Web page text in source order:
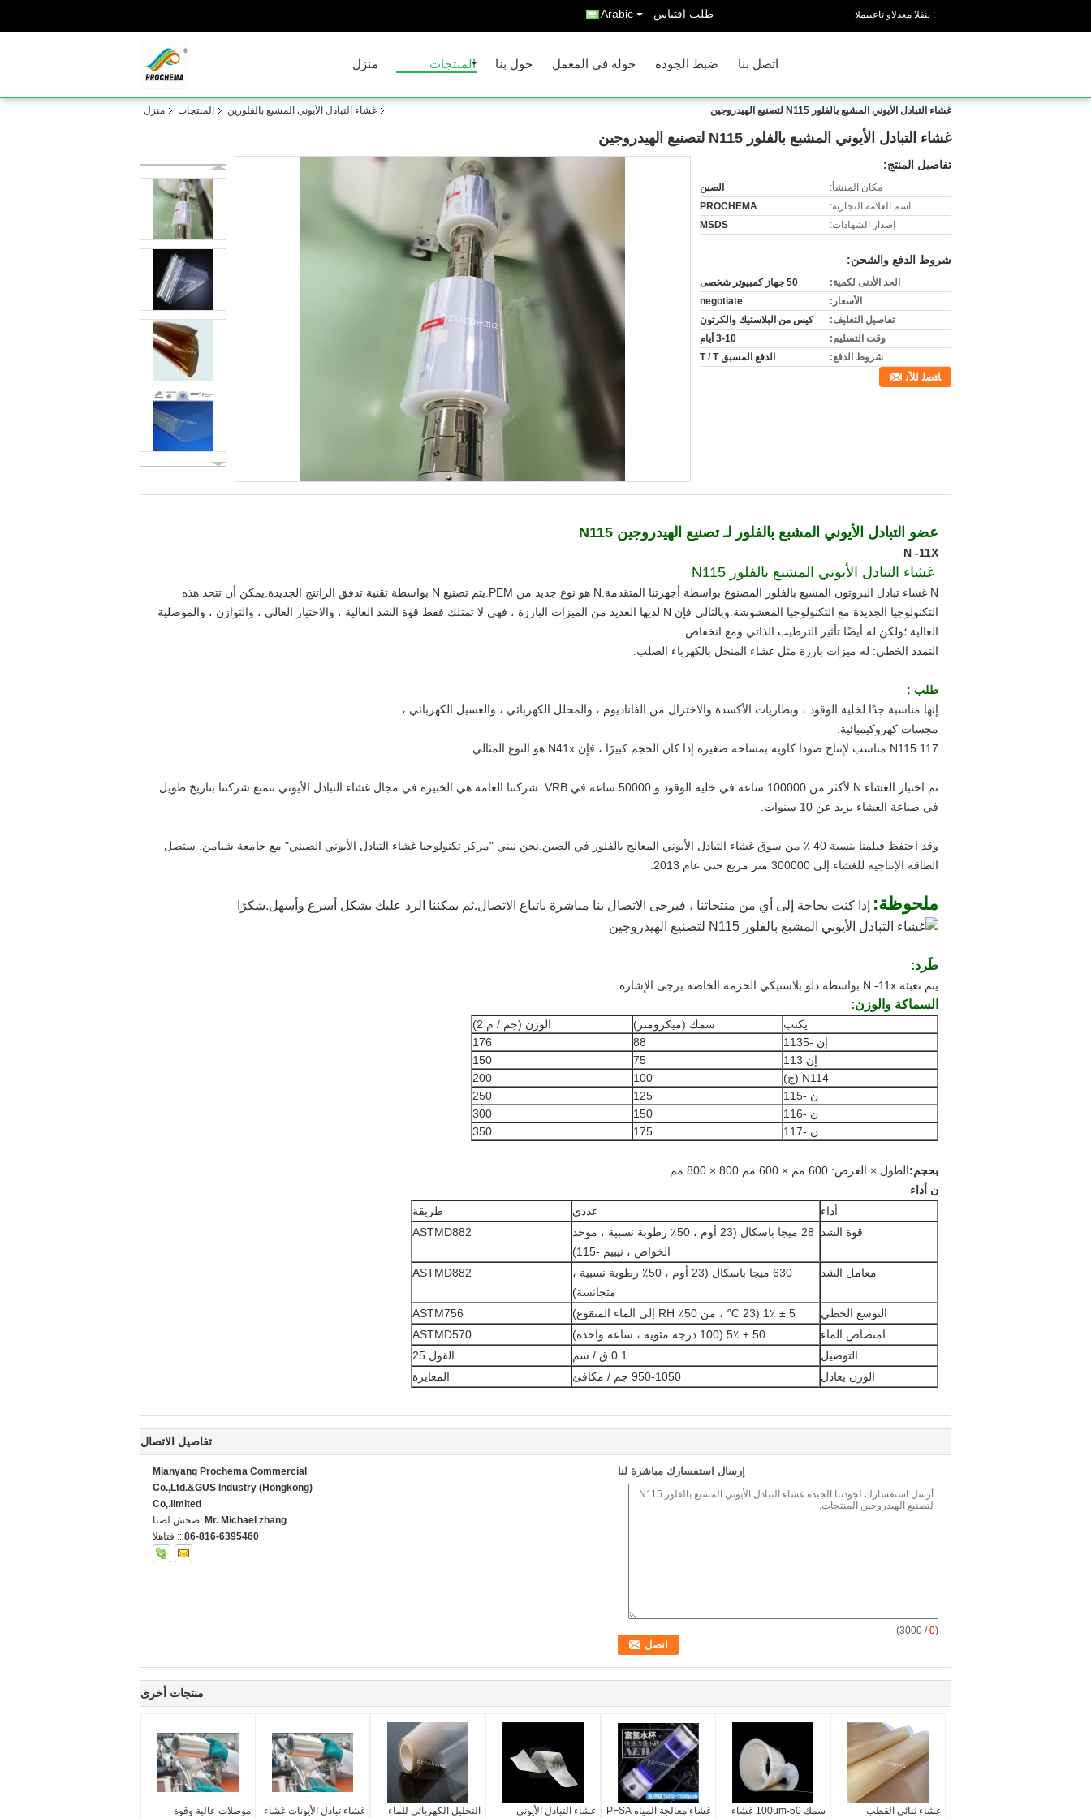
المبيعات والدعم الفنى : طلب اقتباس Arabic
منزل المنتجات حول بنا جولة في المعمل ضبط الجودة اتصل بنا
منزل المنتجات غشاء التبادل الأيوني المشبع بالفلورين غشاء التبادل الأيوني المشبع بالفلور N115 لتصنيع الهيدروجين
غشاء التبادل الأيوني المشبع بالفلور N115 لتصنيع الهيدروجين
تفاصيل المنتج:
مكان المنشأ:
الصين
اسم العلامة التجارية:
PROCHEMA
إصدار الشهادات:
MSDS
شروط الدفع والشحن:
الحد الأدنى لكمية:
50 جهاز كمبيوتر شخصى
الأسعار:
negotiate
تفاصيل التغليف:
كيس من البلاستيك والكرتون
وقت التسليم:
3-10 أيام
شروط الدفع:
الدفع المسبق T / T
ﺎﺘﺼﻟ ﺍﻶﻧ
عضو التبادل الأيوني المشبع بالفلور لـ تصنيع الهيدروجين N115
N -11X
غشاء التبادل الأيوني المشبع بالفلور N115
N غشاء تبادل البروتون المشبع بالفلور المصنوع بواسطة أجهزتنا المتقدمة.N هو نوع جديد من PEM.يتم تصنيع N بواسطة تقنية تدفق الراتنج الجديدة.يمكن أن تتحد هذه
التكنولوجيا الجديدة مع التكنولوجيا المغشوشة.وبالتالي فإن N لديها العديد من الميزات البارزة ، فهي لا تمتلك فقط قوة الشد العالية ، والاختيار العالي ، والتوازن ، والموصلية
العالية ؛ولكن له أيضًا تأثير الترطيب الذاتي ومع انخفاض
التمدد الخطي: له ميزات بارزة مثل غشاء المنحل بالكهرباء الصلب.
طلب :
إنها مناسبة جدًا لخلية الوقود ، وبطاريات الأكسدة والاختزال من الفاناديوم ، والمحلل الكهربائي ، والغسيل الكهربائي ،
مجسات كهروكيميائية.
N115 117 مناسب لإنتاج صودا كاوية بمساحة صغيرة.إذا كان الحجم كبيرًا ، فإن N41x هو النوع المثالي.
تم اختبار الغشاء N لأكثر من 100000 ساعة في خلية الوقود و 50000 ساعة في VRB. شركتنا العامة هي الخبيرة في مجال غشاء التبادل الأيوني.تتمتع شركتنا بتاريخ طويل
في صناعة الغشاء يزيد عن 10 سنوات.
وقد احتفظ فيلمنا بنسبة 40 ٪ من سوق غشاء التبادل الأيوني المعالج بالفلور في الصين.نحن نبني "مركز تكنولوجيا غشاء التبادل الأيوني الصيني" مع جامعة شيامن. ستصل
الطاقة الإنتاجية للغشاء إلى 300000 متر مربع حتى عام 2013.
ملحوظة: إذا كنت بحاجة إلى أي من منتجاتنا ، فيرجى الاتصال بنا مباشرة باتباع الاتصال.ثم يمكننا الرد عليك بشكل أسرع وأسهل.شكرًا
طَرد:
يتم تعبئة N -11x بواسطة دلو بلاستيكي.الحزمة الخاصة يرجى الإشارة.
السماكة والوزن:
يكتب سمك (ميكرومتر)
الوزن (جم / م 2)
إن -1135
88
176
إن 113
75
150
N114 (ج)
100
200
ن -115
125
250
ن -116
150
300
ن -117
175
350
بحجم:الطول × العرض: 600 مم × 600 مم 800 × 800 مم
ن أداء
أداء
عددي
طريقة
قوة الشد
28 ميجا باسكال (23 أوم ، 50٪ رطوبة نسبية ، موحد
الخواص ، نيبيم -115)
ASTMD882
معامل الشد
630 ميجا باسكال (23 أوم ، 50٪ رطوبة نسبية ،
متجانسة)
ASTMD882
التوسع الخطي 5 ± 1٪ (23 ℃ ، من 50٪ RH إلى الماء المنقوع)
ASTM756
امتصاص الماء
50 ± 5٪ (100 درجة مئوية ، ساعة واحدة)
ASTMD570
التوصيل
0.1 ق / سم
القول 25
الوزن يعادل
950-1050 جم / مكافئ المعايرة
تفاصيل الاتصال
Mianyang Prochema Commercial
Co.,Ltd.&GUS Industry (Hongkong)
Co,.limited
اتصل شخص: Mr. Michael zhang
الهاتف :: 86-816-6395460
إرسال استفسارك مباشرة لنا
(
0
/ 3000)
منتجات أخرى
موصلات عالية وقوة غشاء تبادل الأيونات غشاء التحليل الكهربائي للماء غشاء التبادل الأيوني غشاء معالجة المياه PFSA سمك 50-100um غشاء غشاء ثنائي القطب